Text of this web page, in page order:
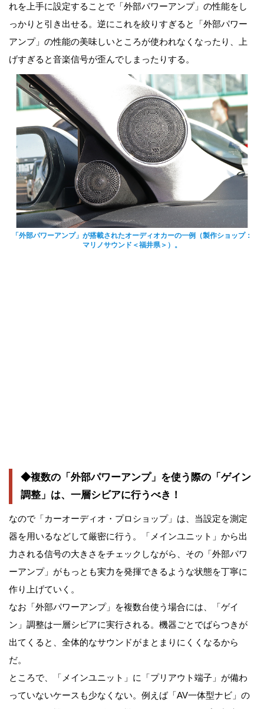
れを上手に設定することで「外部パワーアンプ」の性能をし
っかりと引き出せる。逆にこれを絞りすぎると「外部パワー
アンプ」の性能の美味しいところが使われなくなったり、上
げすぎると音楽信号が歪んでしまったりする。
「外部パワーアンプ」が搭載されたオーディオカーの一例（製作ショップ：
マリノサウンド＜福井県＞）。
◆複数の「外部パワーアンプ」を使う際の「ゲイン
調整」は、一層シビアに行うべき！
なので「カーオーディオ・プロショップ」は、当設定を測定
器を用いるなどして厳密に行う。「メインユニット」から出
力される信号の大きさをチェックしながら、その「外部パワ
ーアンプ」がもっとも実力を発揮できるような状態を丁寧に
作り上げていく。
なお「外部パワーアンプ」を複数台使う場合には、「ゲイ
ン」調整は一層シビアに実行される。機器ごとでばらつきが
出てくると、全体的なサウンドがまとまりにくくなるから
だ。
ところで、「メインユニット」に「プリアウト端子」が備わ
っていないケースも少なくない。例えば「AV一体型ナビ」の